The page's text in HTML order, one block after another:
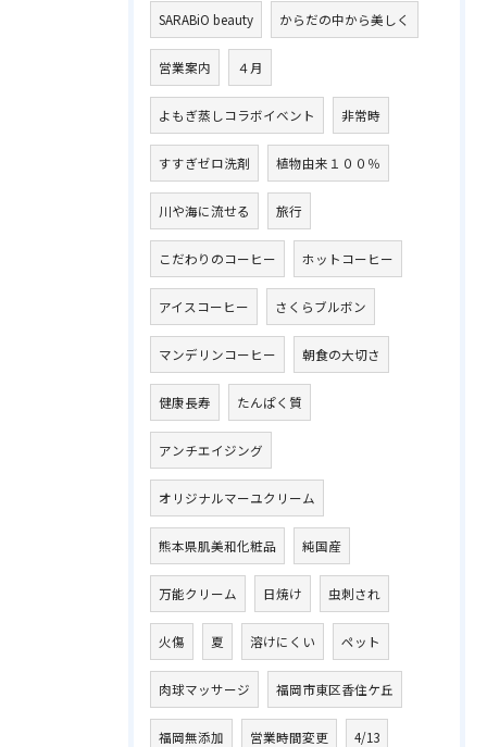
SARABiO beauty からだの中から美しく
営業案内 ４月
よもぎ蒸しコラボイベント 非常時
すすぎゼロ洗剤 植物由来１００％
川や海に流せる 旅行
こだわりのコーヒー ホットコーヒー
アイスコーヒー さくらブルボン
マンデリンコーヒー 朝食の大切さ
健康長寿 たんぱく質
アンチエイジング
オリジナルマーユクリーム
熊本県肌美和化粧品 純国産
万能クリーム 日焼け 虫刺され
火傷 夏 溶けにくい ペット
肉球マッサージ 福岡市東区香住ケ丘
福岡無添加 営業時間変更 4/13